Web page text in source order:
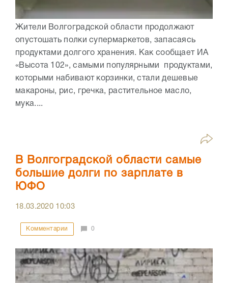
Жители Волгоградской области продолжают
опустошать полки супермаркетов, запасаясь
продуктами долгого хранения. Как сообщает ИА
«Высота 102», самыми популярными продуктами,
которыми набивают корзинки, стали дешевые
макароны, рис, гречка, растительное масло,
мука....
В Волгоградской области самые
большие долги по зарплате в
ЮФО
18.03.2020 10:03
Комментарии 0